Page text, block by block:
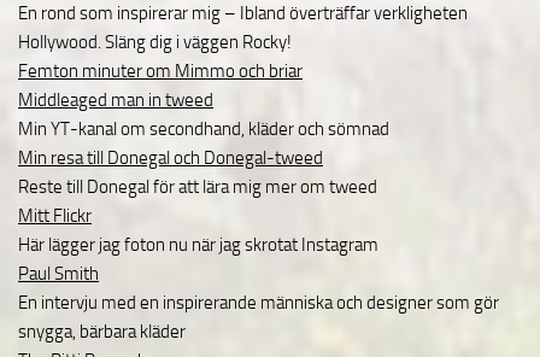
En rond som inspirerar mig – Ibland överträffar verkligheten
Hollywood. Släng dig i väggen Rocky!
Femton minuter om Mimmo och briar
Middleaged man in tweed
Min YT-kanal om secondhand, kläder och sömnad
Min resa till Donegal och Donegal-tweed
Reste till Donegal för att lära mig mer om tweed
Mitt Flickr
Här lägger jag foton nu när jag skrotat Instagram
Paul Smith
En intervju med en inspirerande människa och designer som gör
snygga, bärbara kläder